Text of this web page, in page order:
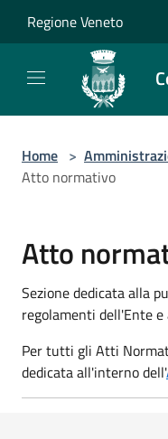
Regione Veneto
Home >
Atto normativo
Atto
Sezione dedicata alla
regolamenti dell'Ente
Per tutti gli Atti
dedicata all'interno dell'